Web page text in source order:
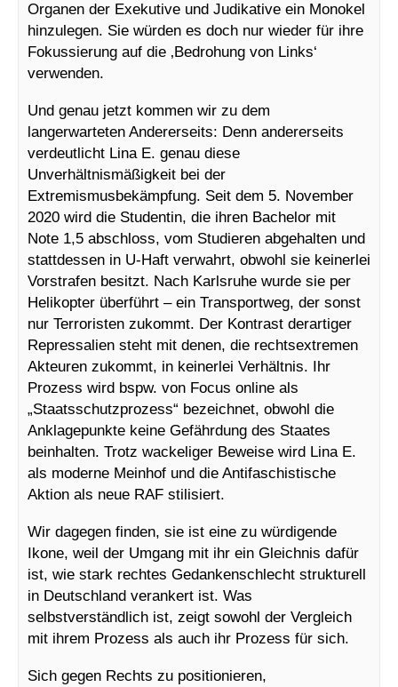
Organen der Exekutive und Judikative ein Monokel
hinzulegen. Sie würden es doch nur wieder für ihre
Fokussierung auf die ‚Bedrohung von Links‘
verwenden.
Und genau jetzt kommen wir zu dem
langerwarteten Andererseits: Denn andererseits
verdeutlicht Lina E. genau diese
Unverhältnismäßigkeit bei der
Extremismusbekämpfung. Seit dem 5. November
2020 wird die Studentin, die ihren Bachelor mit
Note 1,5 abschloss, vom Studieren abgehalten und
stattdessen in U-Haft verwahrt, obwohl sie keinerlei
Vorstrafen besitzt. Nach Karlsruhe wurde sie per
Helikopter überführt – ein Transportweg, der sonst
nur Terroristen zukommt. Der Kontrast derartiger
Repressalien steht mit denen, die rechtsextremen
Akteuren zukommt, in keinerlei Verhältnis. Ihr
Prozess wird bspw. von Focus online als
„Staatsschutzprozess“ bezeichnet, obwohl die
Anklagepunkte keine Gefährdung des Staates
beinhalten. Trotz wackeliger Beweise wird Lina E.
als moderne Meinhof und die Antifaschistische
Aktion als neue RAF stilisiert.
Wir dagegen finden, sie ist eine zu würdigende
Ikone, weil der Umgang mit ihr ein Gleichnis dafür
ist, wie stark rechtes Gedankenschlecht strukturell
in Deutschland verankert ist. Was
selbstverständlich ist, zeigt sowohl der Vergleich
mit ihrem Prozess als auch ihr Prozess für sich.
Sich gegen Rechts zu positionieren,